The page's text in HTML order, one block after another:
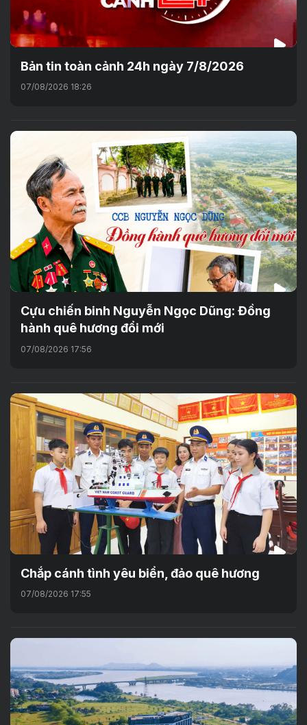
Bản tin toàn cảnh 24h ngày 7/8/2026
07/08/2026 18:26
Cựu chiến binh Nguyễn Ngọc Dũng: Đồng
hành quê hương đổi mới
07/08/2026 17:56
Chắp cánh tình yêu biển, đảo quê hương
07/08/2026 17:55